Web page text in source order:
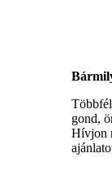
gond,
Hívjon